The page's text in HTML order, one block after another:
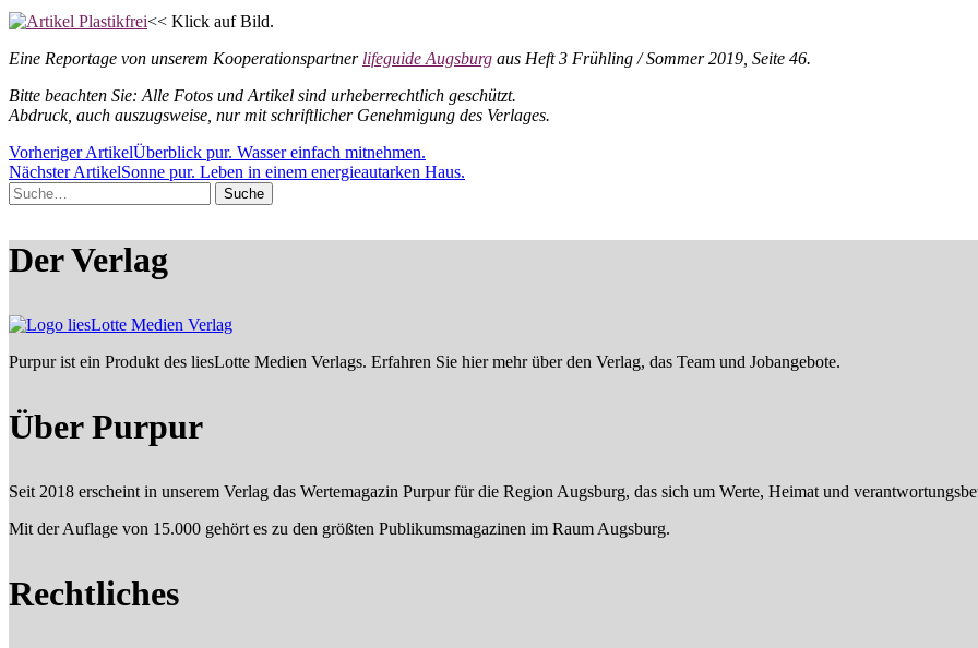
<< Klick auf Bild.
Eine Reportage von unserem Kooperationspartner lifeguide Augsburg aus Heft 3 Frühling / Sommer 2019, Seite 46.
Bitte beachten Sie: Alle Fotos und Artikel sind urheberrechtlich geschützt.
Abdruck, auch auszugsweise, nur mit schriftlicher Genehmigung des Verlages.
Vorheriger ArtikelÜberblick pur. Wasser einfach mitnehmen.
Nächster ArtikelSonne pur. Leben in einem energieautarken Haus.
Suche
Der Verlag
Purpur ist ein Produkt des liesLotte Medien Verlags. Erfahren Sie hier mehr über den Verlag, das Team und Jobangebote.
Über Purpur
Seit 2018 erscheint in unserem Verlag das Wertemagazin Purpur für die Region Augsburg, das sich um Werte, Heimat und
Mit der Auflage von 15.000 gehört es zu den größten Publikumsmagazinen im Raum Augsburg.
Rechtliches